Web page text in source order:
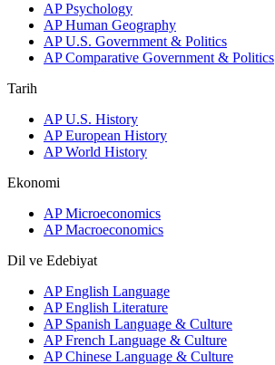
AP Psychology
AP Human Geography
AP U.S. Government & Politics
AP Comparative Government & Politics
Tarih
AP U.S. History
AP European History
AP World History
Ekonomi
AP Microeconomics
AP Macroeconomics
Dil ve Edebiyat
AP English Language
AP English Literature
AP Spanish Language & Culture
AP French Language & Culture
AP Chinese Language & Culture